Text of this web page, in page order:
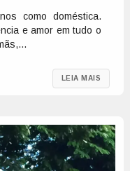
como doméstica.
e amor em tudo o
LEIA MAIS